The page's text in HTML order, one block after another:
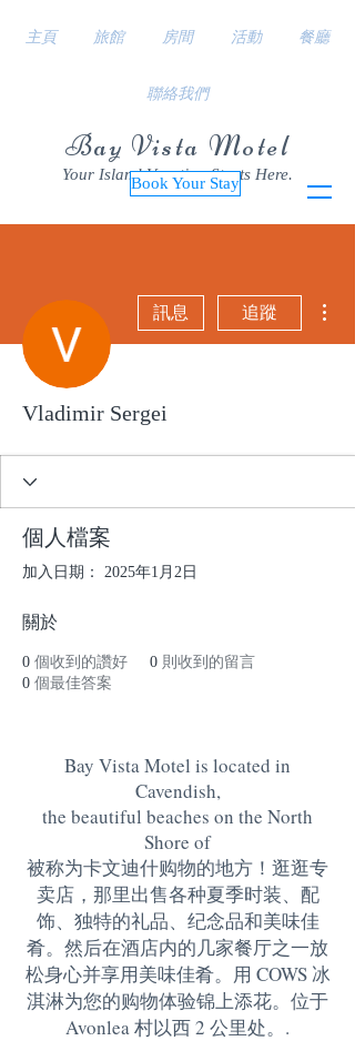
Bay Vista Motel
Your Island Vacation Starts Here.
Book Your Stay
主頁 旅館 房間 活動 餐廳
聯絡我們
訊息 追蹤
Vladimir Sergei
個人檔案
加入日期： 2025年1月2日
關於
0 個收到的讚好 0 則收到的留言
0 個最佳答案
Bay Vista Motel is located in
Cavendish,
the beautiful beaches on the North
Shore of
被称为卡文迪什购物的地方！逛逛专
卖店，那里出售各种夏季时装、配
饰、独特的礼品、纪念品和美味佳
肴。然后在酒店内的几家餐厅之一放
松身心并享用美味佳肴。用 COWS 冰
淇淋为您的购物体验锦上添花。位于
Avonlea 村以西 2 公里处。 .